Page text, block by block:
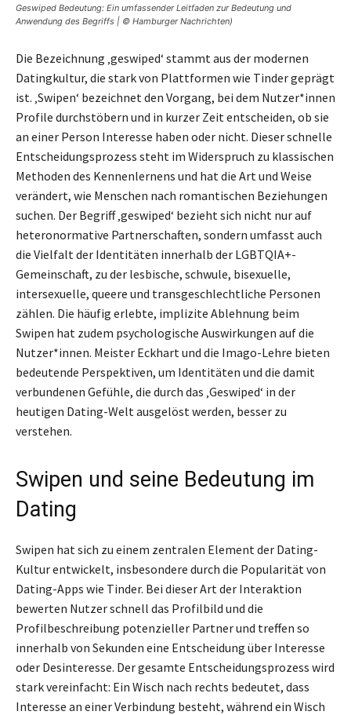
Geswiped Bedeutung: Ein umfassender Leitfaden zur Bedeutung und
Anwendung des Begriffs | © Hamburger Nachrichten)
Die Bezeichnung ‚geswiped‘ stammt aus der modernen
Datingkultur, die stark von Plattformen wie Tinder geprägt
ist. ‚Swipen‘ bezeichnet den Vorgang, bei dem Nutzer*innen
Profile durchstöbern und in kurzer Zeit entscheiden, ob sie
an einer Person Interesse haben oder nicht. Dieser schnelle
Entscheidungsprozess steht im Widerspruch zu klassischen
Methoden des Kennenlernens und hat die Art und Weise
verändert, wie Menschen nach romantischen Beziehungen
suchen. Der Begriff ‚geswiped‘ bezieht sich nicht nur auf
heteronormative Partnerschaften, sondern umfasst auch
die Vielfalt der Identitäten innerhalb der LGBTQIA+-
Gemeinschaft, zu der lesbische, schwule, bisexuelle,
intersexuelle, queere und transgeschlechtliche Personen
zählen. Die häufig erlebte, implizite Ablehnung beim
Swipen hat zudem psychologische Auswirkungen auf die
Nutzer*innen. Meister Eckhart und die Imago-Lehre bieten
bedeutende Perspektiven, um Identitäten und die damit
verbundenen Gefühle, die durch das ‚Geswiped‘ in der
heutigen Dating-Welt ausgelöst werden, besser zu
verstehen.
Swipen und seine Bedeutung im
Dating
Swipen hat sich zu einem zentralen Element der Dating-
Kultur entwickelt, insbesondere durch die Popularität von
Dating-Apps wie Tinder. Bei dieser Art der Interaktion
bewerten Nutzer schnell das Profilbild und die
Profilbeschreibung potenzieller Partner und treffen so
innerhalb von Sekunden eine Entscheidung über Interesse
oder Desinteresse. Der gesamte Entscheidungsprozess wird
stark vereinfacht: Ein Wisch nach rechts bedeutet, dass
Interesse an einer Verbindung besteht, während ein Wisch